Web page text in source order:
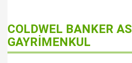
COLDWEL BANKER AS
GAYRİMENKUL